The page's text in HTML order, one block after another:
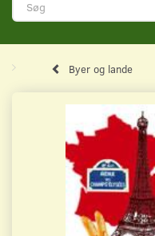
Byer og lande